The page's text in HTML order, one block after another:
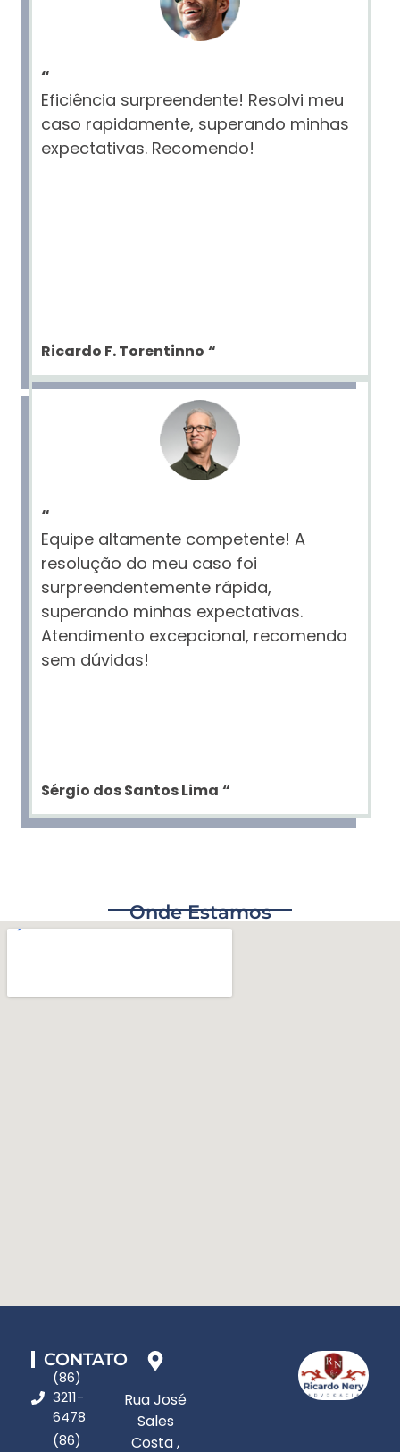
“
Eficiência surpreendente! Resolvi meu
caso rapidamente, superando minhas
expectativas. Recomendo!
Ricardo F. Torentinno “
“
Equipe altamente competente! A
resolução do meu caso foi
surpreendentemente rápida,
superando minhas expectativas.
Atendimento excepcional, recomendo
sem dúvidas!
Sérgio dos Santos Lima “
Onde Estamos
(86)
3211-
6478
(86)
CONTATO
Rua José
Sales
Costa ,